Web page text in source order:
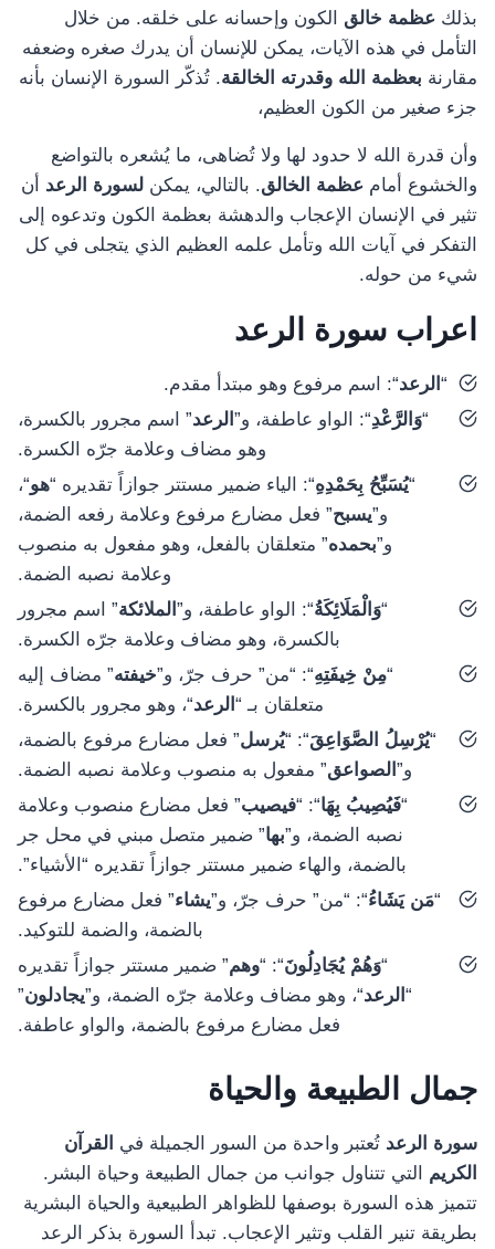
بذلك عظمة خالق الكون وإحسانه على خلقه. من خلال
التأمل في هذه الآيات، يمكن للإنسان أن يدرك صغره وضعفه
مقارنة بعظمة الله وقدرته الخالقة. تُذكّر السورة الإنسان بأنه
جزء صغير من الكون العظيم،
وأن قدرة الله لا حدود لها ولا تُضاهى، ما يُشعره بالتواضع
والخشوع أمام عظمة الخالق. بالتالي، يمكن لسورة الرعد أن
تثير في الإنسان الإعجاب والدهشة بعظمة الكون وتدعوه إلى
التفكر في آيات الله وتأمل علمه العظيم الذي يتجلى في كل
شيء من حوله.
اعراب سورة الرعد
“ الرعد“: اسم مرفوع وهو مبتدأ مقدم.
“وَالرَّعْدِ“: الواو عاطفة، و” الرعد” اسم مجرور بالكسرة،
وهو مضاف وعلامة جرّه الكسرة.
“يُسَبِّحُ بِحَمْدِهِ“: الياء ضمير مستتر جوازاً تقديره “هو“،
و”يسبح” فعل مضارع مرفوع وعلامة رفعه الضمة،
و”بحمده” متعلقان بالفعل، وهو مفعول به منصوب
وعلامة نصبه الضمة.
“وَالْمَلَائِكَةُ“: الواو عاطفة، و” الملائكة” اسم مجرور
بالكسرة، وهو مضاف وعلامة جرّه الكسرة.
“مِنْ خِيفَتِهِ“: “من” حرف جرّ، و”خيفته” مضاف إليه
متعلقان بـ “ الرعد“، وهو مجرور بالكسرة.
“يُرْسِلُ الصَّوَاعِقَ“: “يُرسل” فعل مضارع مرفوع بالضمة،
و” الصواعق” مفعول به منصوب وعلامة نصبه الضمة.
“فَيُصِيبُ بِهَا“: “فيصيب” فعل مضارع منصوب وعلامة
نصبه الضمة، و”بها” ضمير متصل مبني في محل جر
بالضمة، والهاء ضمير مستتر جوازاً تقديره “الأشياء”.
“مَن يَشَاءُ“: “من” حرف جرّ، و”يشاء” فعل مضارع مرفوع
بالضمة، والضمة للتوكيد.
“وَهُمْ يُجَادِلُونَ“: “وهم” ضمير مستتر جوازاً تقديره
“ الرعد“، وهو مضاف وعلامة جرّه الضمة، و”يجادلون”
فعل مضارع مرفوع بالضمة، والواو عاطفة.
جمال الطبيعة والحياة
سورة الرعد تُعتبر واحدة من السور الجميلة في القرآن
الكريم التي تتناول جوانب من جمال الطبيعة وحياة البشر.
تتميز هذه السورة بوصفها للظواهر الطبيعية والحياة البشرية
بطريقة تنير القلب وتثير الإعجاب. تبدأ السورة بذكر الرعد